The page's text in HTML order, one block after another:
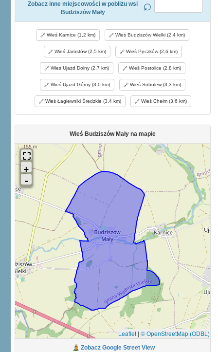
Zobacz inne miejscowości w pobliżu wsi
Budziszów Mały
Wieś Karnice (1,2 km) Wieś Budziszów Wielki (2,4 km)
Wieś Jarostów (2,5 km) Wieś Pęczków (2,6 km)
Wieś Ujazd Dolny (2,7 km) Wieś Postolice (2,8 km)
Wieś Ujazd Górny (3,0 km) Wieś Sobolew (3,3 km)
Wieś Łagiewniki Średzkie (3,4 km) Wieś Chełm (3,6 km)
Wieś Budziszów Mały na mapie
Leaflet | © OpenStreetMap (ODBL)
Zobacz Google Street View